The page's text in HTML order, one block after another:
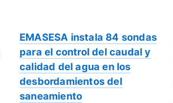
EMASESA instala 84 sondas
para el control del caudal y
calidad del agua en los
desbordamientos del
saneamiento